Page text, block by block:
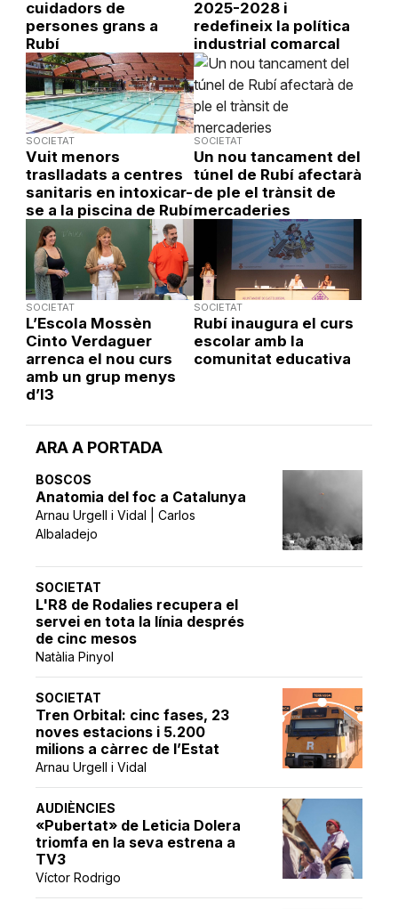
ARA A PORTADA
BOSCOS
Anatomia del foc a Catalunya
Arnau Urgell i Vidal | Carlos
Albaladejo
SOCIETAT
L'R8 de Rodalies recupera el
servei en tota la línia després
de cinc mesos
Natàlia Pinyol
SOCIETAT
Tren Orbital: cinc fases, 23
noves estacions i 5.200
milions a càrrec de l’Estat
Arnau Urgell i Vidal
AUDIÈNCIES
«Pubertat» de Leticia Dolera
triomfa en la seva estrena a
TV3
Víctor Rodrigo
cuidadors de
persones grans a
Rubí
2025-2028 i
redefineix la política
industrial comarcal
SOCIETAT
Vuit menors
traslladats a centres
sanitaris en intoxicar-
se a la piscina de Rubí
SOCIETAT
Un nou tancament del
túnel de Rubí afectarà
de ple el trànsit de
mercaderies
SOCIETAT
L’Escola Mossèn
Cinto Verdaguer
arrenca el nou curs
amb un grup menys
d’I3
SOCIETAT
Rubí inaugura el curs
escolar amb la
comunitat educativa